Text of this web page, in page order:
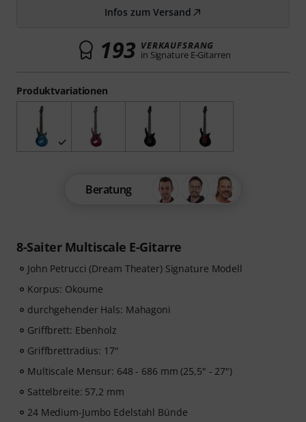
8-Saiter Multiscale E-Gitarre
John Petrucci (Dream Theater) Signature Modell
Korpus: Okoume
durchgehender Hals: Mahagoni
Griffbrett: Ebenholz
Griffbrettradius: 17"
Multiscale Mensur: 648 - 686 mm (25,5" - 27")
Sattelbreite: 57,2 mm
24 Medium-Jumbo Edelstahl Bünde
Produktvariationen
Infos zum Versand
193 VERKAUFSRANG
in Signature E-Gitarren
Beratung